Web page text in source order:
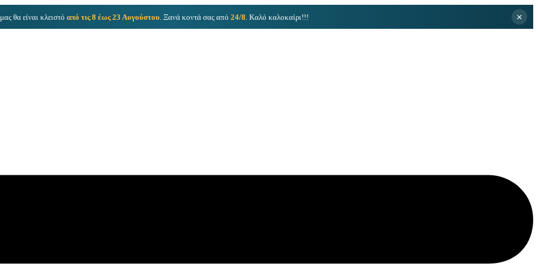
θα είναι κλειστό από τις 8 έως 23 Αυγούστου. Ξανά κοντά σας από 24/8 . Καλό καλοκαίρι!!! ×